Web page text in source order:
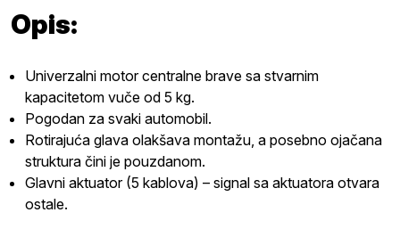
Opis:
Univerzalni motor centralne brave sa stvarnim
kapacitetom vuče od 5 kg.
Pogodan za svaki automobil.
Rotirajuća glava olakšava montažu, a posebno ojačana
struktura čini je pouzdanom.
Glavni aktuator (5 kablova) – signal sa aktuatora otvara
ostale.